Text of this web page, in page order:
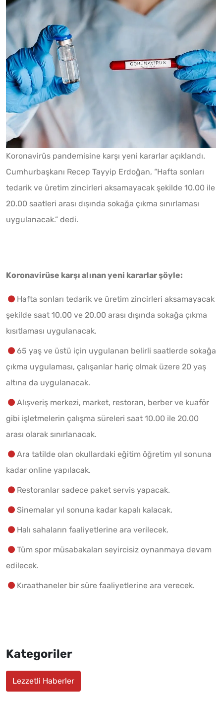
Koronavirüs pandemisine karşı yeni kararlar açıklandı.
Cumhurbaşkanı Recep Tayyip Erdoğan, “Hafta sonları
tedarik ve üretim zincirleri aksamayacak şekilde 10.00 ile
20.00 saatleri arası dışında sokağa çıkma sınırlaması
uygulanacak.” dedi.
Koronavirüse karşı alınan yeni kararlar şöyle:
Hafta sonları tedarik ve üretim zincirleri aksamayacak
şekilde saat 10.00 ve 20.00 arası dışında sokağa çıkma
kısıtlaması uygulanacak.
65 yaş ve üstü için uygulanan belirli saatlerde sokağa
çıkma uygulaması, çalışanlar hariç olmak üzere 20 yaş
altına da uygulanacak.
Alışveriş merkezi, market, restoran, berber ve kuaför
gibi işletmelerin çalışma süreleri saat 10.00 ile 20.00
arası olarak sınırlanacak.
Ara tatilde olan okullardaki eğitim öğretim yıl sonuna
kadar online yapılacak.
Restoranlar sadece paket servis yapacak.
Sinemalar yıl sonuna kadar kapalı kalacak.
Halı sahaların faaliyetlerine ara verilecek.
Tüm spor müsabakaları seyircisiz oynanmaya devam
edilecek.
Kıraathaneler bir süre faaliyetlerine ara verecek.
Kategoriler
Lezzetli Haberler